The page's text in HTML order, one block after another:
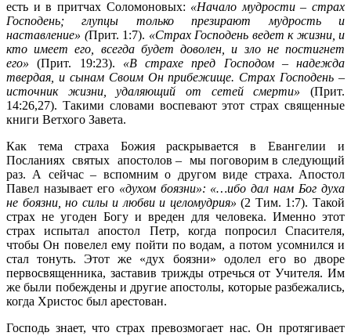
есть и в притчах Соломоновых: «Начало мудрости – страх
Господень; глупцы только презирают мудрость и
наставление» (Прит. 1:7). «Страх Господень ведет к жизни, и
кто имеет его, всегда будет доволен, и зло не постигнет
его»(Прит. 19:23). «В страхе пред Господом – надежда
твердая, и сынам Своим Он прибежище. Страх Господень –
источник жизни, удаляющий от сетей смерти» (Прит.
14:26,27). Такими словами воспевают этот страх священные
книги Ветхого Завета.
Как тема страха Божия раскрывается в Евангелии и
Посланиях святых апостолов – мы поговорим в следующий
раз. А сейчас – вспомним о другом виде страха. Апостол
Павел называет его «духом боязни»: «…ибо дал нам Бог духа
не боязни, но силы и любви и целомудрия»(2 Тим. 1:7). Такой
страх не угоден Богу и вреден для человека. Именно этот
страх испытал апостол Петр, когда попросил Спасителя,
чтобы Он повелел ему пойти по водам, а потом усомнился и
стал тонуть. Этот же «дух боязни» одолел его во дворе
первосвященника, заставив трижды отречься от Учителя. Им
же были побеждены и другие апостолы, которые разбежались,
когда Христос был арестован.
Господь знает, что страх превозмогает нас. Он протягивает